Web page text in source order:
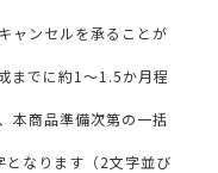
ャンセルを承ることが
までに約1～1.5か月程
本商品準備次第の一括
なります（2文字並び